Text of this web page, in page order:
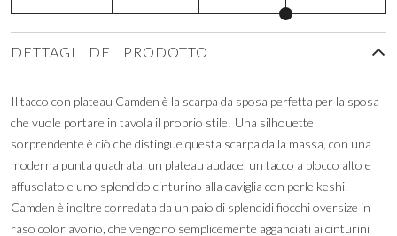
DETTAGLI DEL PRODOTTO
Il tacco con plateau Camden è la scarpa da sposa perfetta per la sposa
che vuole portare in tavola il proprio stile! Una silhouette
sorprendente è ciò che distingue questa scarpa dalla massa, con una
moderna punta quadrata, un plateau audace, un tacco a blocco alto e
affusolato e uno splendido cinturino alla caviglia con perle keshi.
Camden è inoltre corredata da un paio di splendidi fiocchi oversize in
raso color avorio, che vengono semplicemente agganciati ai cinturini